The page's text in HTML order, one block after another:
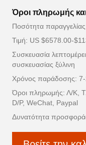
Όροι πληρωμής
Ποσότητα
Τιμή: US $6578.00-
Συσκευασία
συσκευασίας ξύλινη
Χρόνος παράδοσης: 7-
Όροι πληρωμής: Λ/Κ,
D/P, WeChat, Paypal
Δυνατότητα